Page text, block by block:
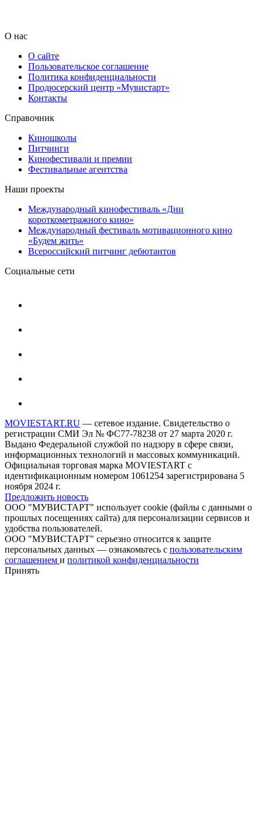
О нас
О сайте
Пользовательское соглашение
Политика конфиденциальности
Продюсерский центр «Мувистарт»
Контакты
Справочник
Киношколы
Питчинги
Кинофестивали и премии
Фестивальные агентства
Наши проекты
Международный кинофестиваль «Дни
короткометражного кино»
Международный фестиваль мотивационного кино
«Будем жить»
Всероссийский питчинг дебютантов
Социальные сети
MOVIESTART.RU — сетевое издание. Свидетельство о
регистрации СМИ Эл № ФС77-78238 от 27 марта 2020 г.
Выдано Федеральной службой по надзору в сфере связи,
информационных технологий и массовых коммуникаций.
Официальная торговая марка MOVIESTART с
идентификационным номером 1061254 зарегистрирована 5
ноября 2024 г.
Предложить новость
ООО "МУВИСТАРТ" использует cookie (файлы с данными о
прошлых посещениях сайта) для персонализации сервисов и
удобства пользователей.
ООО "МУВИСТАРТ" серьезно относится к защите
персональных данных — ознакомьтесь с пользовательским
соглашением и политикой конфиденциальности
Принять